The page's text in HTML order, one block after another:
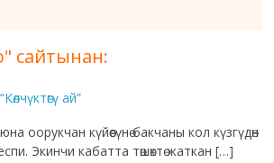
сайтынан:
ай”
оорукчан күйөөсүнө бакчаны кол күзгүдөн
Экинчи кабатта төшөктө жаткан […]